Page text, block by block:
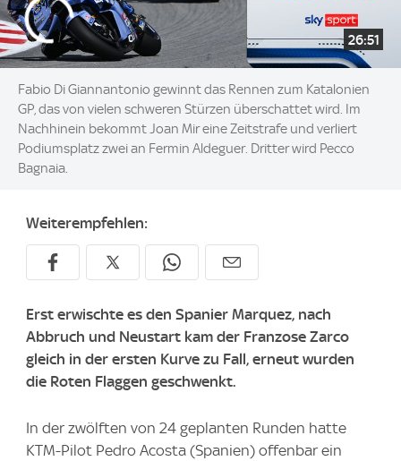
26:51
Fabio Di Giannantonio gewinnt das Rennen zum Katalonien
GP, das von vielen schweren Stürzen überschattet wird. Im
Nachhinein bekommt Joan Mir eine Zeitstrafe und verliert
Podiumsplatz zwei an Fermin Aldeguer. Dritter wird Pecco
Bagnaia.
Weiterempfehlen:
Erst erwischte es den Spanier Marquez, nach
Abbruch und Neustart kam der Franzose Zarco
gleich in der ersten Kurve zu Fall, erneut wurden
die Roten Flaggen geschwenkt.
In der zwölften von 24 geplanten Runden hatte
KTM-Pilot Pedro Acosta (Spanien) offenbar ein